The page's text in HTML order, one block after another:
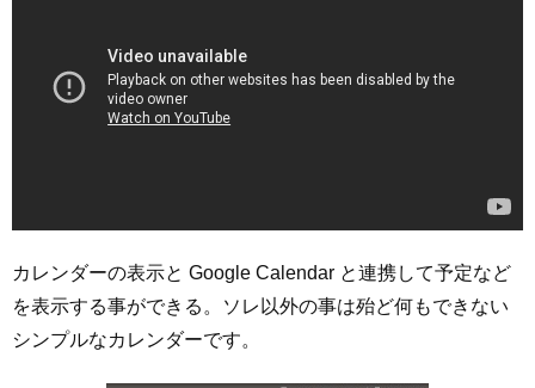
カレンダーの表示と Google Calendar と連携して予定など
を表示する事ができる。ソレ以外の事は殆ど何もできない
シンプルなカレンダーです。